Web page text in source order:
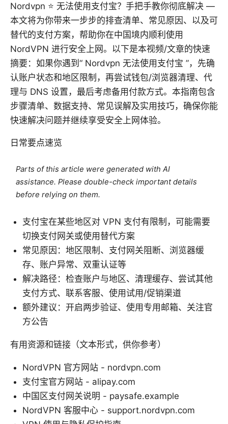
Nordvpn ⭐ 无法使用支付宝？手把手教你彻底解决 —
本文将为你带来一步步的排查清单、常见原因、以及可
替代的支付方案，帮助你在中国境内顺利使用
NordVPN 进行安全上网。以下是本视频/文章的快速
摘要：如果你遇到“ Nordvpn 无法使用支付宝 ”，先确
认账户状态和地区限制，再尝试钱包/浏览器清理、代
理与 DNS 设置，最后考虑备用付款方式。本指南包含
步骤清单、数据支持、常见误解及实用技巧，确保你能
快速解决问题并继续享受安全上网体验。
日常要点速览
Parts of this article were generated with AI
assistance. Please double-check important details
before relying on them.
支付宝在某些地区对 VPN 支付有限制，可能需要
切换支付网关或使用替代方案
常见原因：地区限制、支付网关阻断、浏览器缓
存、账户异常、双重认证等
解决路径：检查账户与地区、清理缓存、尝试其他
支付方式、联系客服、使用试用/促销渠道
额外建议：开启两步验证、使用专用邮箱、关注官
方公告
有用资源和链接（文本形式，供你参考）
NordVPN 官方网站 - nordvpn.com
支付宝官方网站 - alipay.com
中国区支付网关说明 - paysafe.example
NordVPN 客服中心 - support.nordvpn.com